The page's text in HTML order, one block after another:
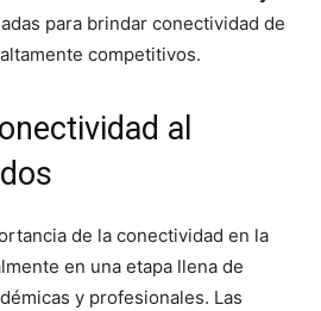
para brindar conectividad de
competitivos.
al
de la conectividad en la
en una etapa llena de
y profesionales. Las